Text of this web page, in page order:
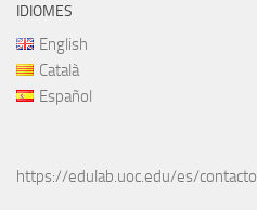
IDIOMES
English
Català
Español
https://edulab.uoc.edu/es/contacto